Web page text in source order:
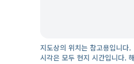
지도상의 위치는 참고용입니다.
시각은 모두 현지 시간입니다.